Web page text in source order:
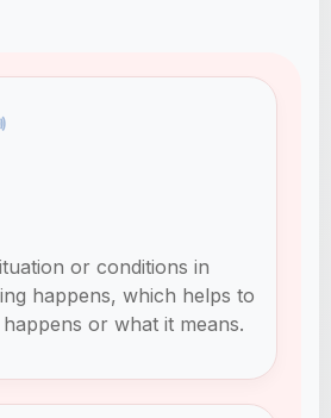
or conditions in
happens, which helps to
or what it means.